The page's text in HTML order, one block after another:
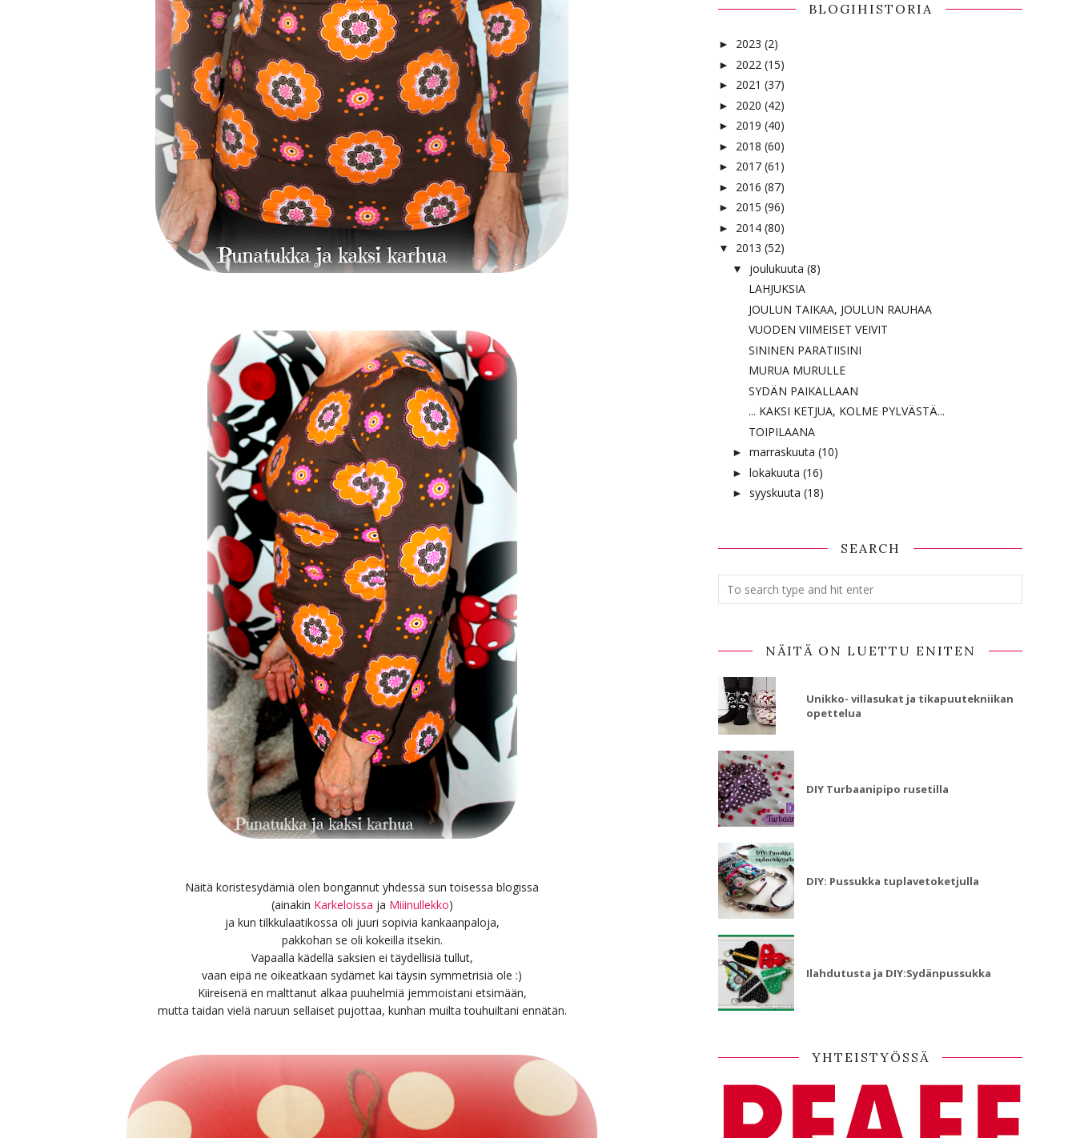
Näitä koristesydämiä olen bongannut yhdessä sun toisessa blogissa
(ainakin Karkeloissa ja Miiinullekko)
ja kun tilkkulaatikossa oli juuri sopivia kankaanpaloja,
pakkohan se oli kokeilla itsekin.
Vapaalla kädellä saksien ei täydellisiä tullut,
vaan eipä ne oikeatkaan sydämet kai täysin symmetrisiä ole :)
Kiireisenä en malttanut alkaa puuhelmiä jemmoistani etsimään,
mutta taidan vielä naruun sellaiset pujottaa, kunhan muilta touhuiltani ennätän.
BLOGIHISTORIA
► 2023 (2)
► 2022 (15)
► 2021 (37)
► 2020 (42)
► 2019 (40)
► 2018 (60)
► 2017 (61)
► 2016 (87)
► 2015 (96)
► 2014 (80)
▼ 2013 (52)
▼ joulukuuta (8)
LAHJUKSIA
JOULUN TAIKAA, JOULUN RAUHAA
VUODEN VIIMEISET VEIVIT
SININEN PARATIISINI
MURUA MURULLE
SYDÄN PAIKALLAAN
... KAKSI KETJUA, KOLME PYLVÄSTÄ...
TOIPILAANA
► marraskuuta (10)
► lokakuuta (16)
► syyskuuta (18)
SEARCH
NÄITÄ ON LUETTU ENITEN
Unikko- villasukat ja tikapuutekniikan
opettelua
DIY Turbaanipipo rusetilla
DIY: Pussukka tuplavetoketjulla
Ilahdutusta ja DIY:Sydänpussukka
YHTEISTYÖSSÄ